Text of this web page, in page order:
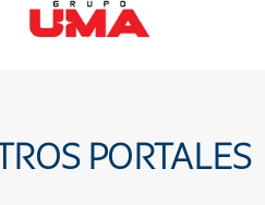
PORTALES